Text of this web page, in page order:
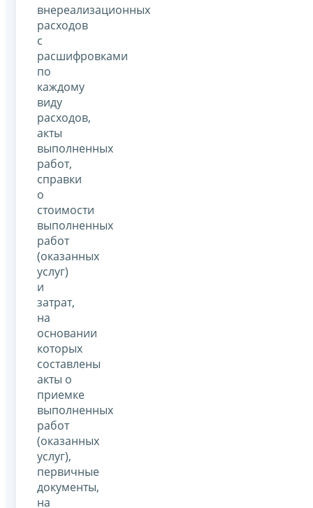
внереализационных
расходов
с
расшифровками
по
каждому
виду
расходов,
акты
выполненных
работ,
справки
о
стоимости
выполненных
работ
(оказанных
услуг)
и
затрат,
на
основании
которых
составлены
акты о
приемке
выполненных
работ
(оказанных
услуг),
первичные
документы,
на